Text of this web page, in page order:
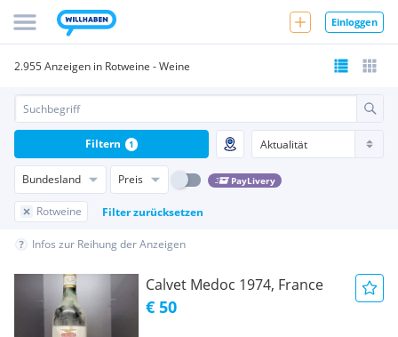
Einloggen
2.955 Anzeigen in Rotweine - Weine
Bundesland Preis PayLivery
Rotweine Filter zurücksetzen
Filtern 1
Infos zur Reihung der Anzeigen
Calvet Medoc 1974, France
€ 50